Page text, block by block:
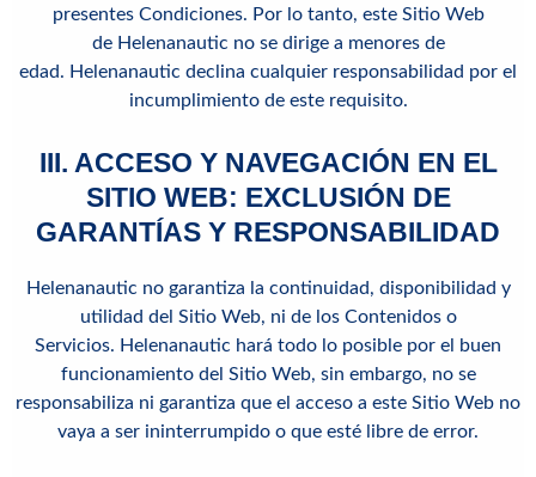
presentes Condiciones. Por lo tanto, este Sitio Web
de Helenanautic no se dirige a menores de
edad. Helenanautic declina cualquier responsabilidad por el
incumplimiento de este requisito.
III. ACCESO Y NAVEGACIÓN EN EL
SITIO WEB: EXCLUSIÓN DE
GARANTÍAS Y RESPONSABILIDAD
Helenanautic no garantiza la continuidad, disponibilidad y
utilidad del Sitio Web, ni de los Contenidos o
Servicios. Helenanautic hará todo lo posible por el buen
funcionamiento del Sitio Web, sin embargo, no se
responsabiliza ni garantiza que el acceso a este Sitio Web no
vaya a ser ininterrumpido o que esté libre de error.